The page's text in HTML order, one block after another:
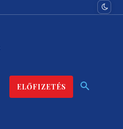
ELŐFIZETÉS